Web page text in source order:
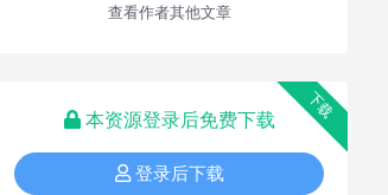
查看作者其他文章
下载
本资源登录后免费下载
登录后下载